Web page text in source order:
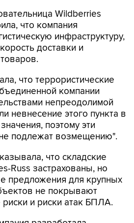
Wildberries
что компания
инфраструктуру,
доставки и
что террористические
компании
непреодолимой
невнесение этого пункта в
поэтому эти
подлежат возмещению".
что складские
Russ застрахованы, но
предложения для крупных
не покрывают
риски и риски атак БПЛА.